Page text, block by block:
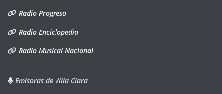
Radio Progreso
Radio Enciclopedia
Radio Musical Nacional
Emisoras de Villa Clara